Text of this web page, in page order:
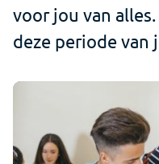
voor jou van
deze periode van